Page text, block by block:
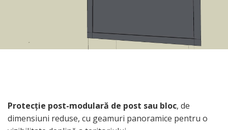
Protecție post-modulară de post sau bloc, de
dimensiuni reduse, cu geamuri panoramice pentru o